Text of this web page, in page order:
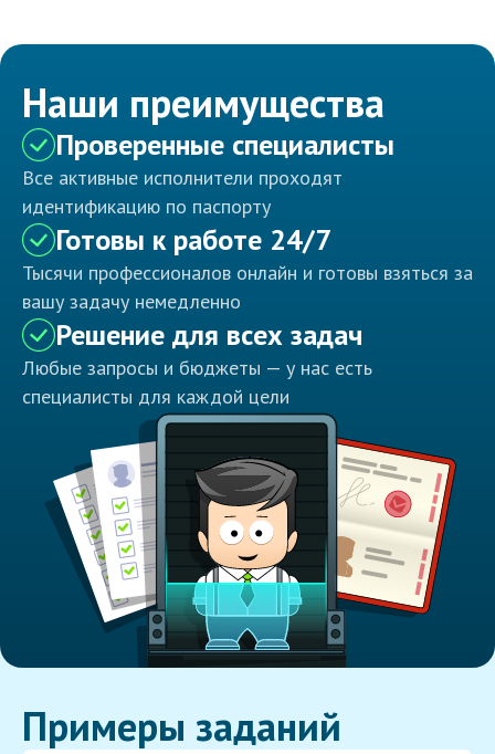
Наши преимущества
Проверенные специалисты
Все активные исполнители проходят
идентификацию по паспорту
Готовы к работе 24/7
Тысячи профессионалов онлайн и готовы взяться за
вашу задачу немедленно
Решение для всех задач
Любые запросы и бюджеты — у нас есть
специалисты для каждой цели
Примеры заданий